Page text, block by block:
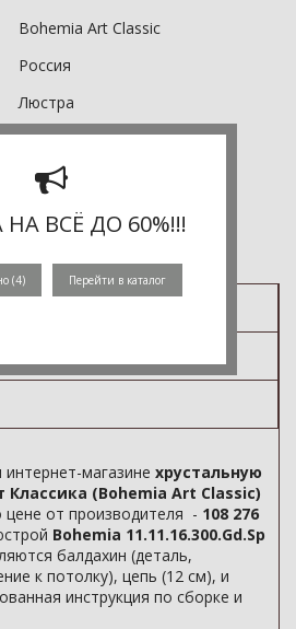
Bohemia Art Classic
Россия
Люстра
0
магазине хрустальную
(Bohemia Art Classic)
цене от производителя - 108 276
Bohemia 11.11.16.300.Gd.Sp
балдахин (деталь,
к потолку), цепь (12 см), и
инструкция по сборке и
ВСЁ ДО 60%!!!
(3) Перейти в каталог